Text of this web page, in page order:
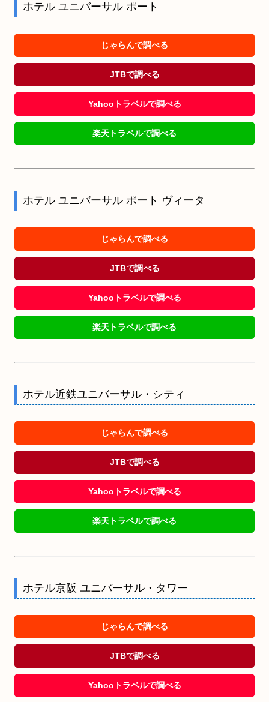
ホテル ユニバーサル ポート
じゃらんで調べる
JTBで調べる
Yahooトラベルで調べる
楽天トラベルで調べる
ホテル ユニバーサル ポート ヴィータ
じゃらんで調べる
JTBで調べる
Yahooトラベルで調べる
楽天トラベルで調べる
ホテル近鉄ユニバーサル・シティ
じゃらんで調べる
JTBで調べる
Yahooトラベルで調べる
楽天トラベルで調べる
ホテル京阪 ユニバーサル・タワー
じゃらんで調べる
JTBで調べる
Yahooトラベルで調べる